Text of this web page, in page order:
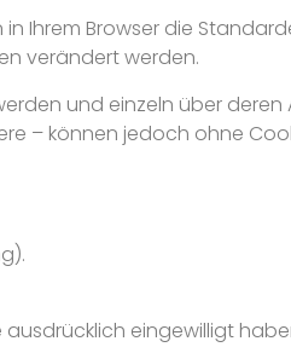
Ihrem Browser die
verändert werden.
und einzeln über
– können jedoch ohne
eingewilligt